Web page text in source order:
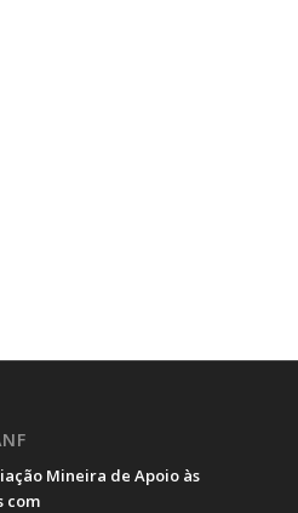
Mineira de Apoio às
com